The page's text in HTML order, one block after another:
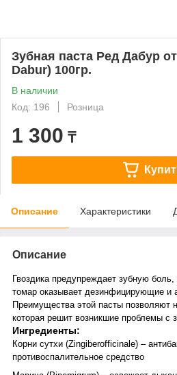
Зубная паста Ред Дабур
Dabur) 100гр.
В наличии
Код: 196
Розница
1 300 ₸
Описание Характеристики
Описание
Гвоздика предупреждает зубную
томар оказывает дезинфицирующие и
Преимущества этой пасты позволяют
которая решит возникшие проблемы с
Ингредиенты:
Корни сутхи (Zingiberofficinale) –
противоспалительное средство